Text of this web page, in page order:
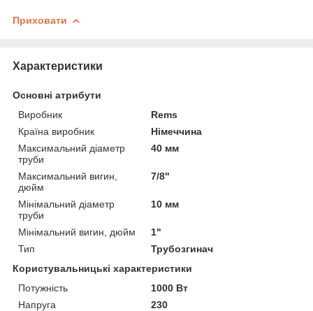
Приховати
Характеристики
Основні атрибути
Виробник
Rems
Країна виробник
Німеччина
Максимальний діаметр
труби
40 мм
Максимальний вигин,
дюйм
7/8"
Мінімальний діаметр
труби
10 мм
Мінімальний вигин, дюйм
1"
Тип
Трубозгинач
Користувальницькі характеристики
Потужність
1000 Вт
Напруга
230